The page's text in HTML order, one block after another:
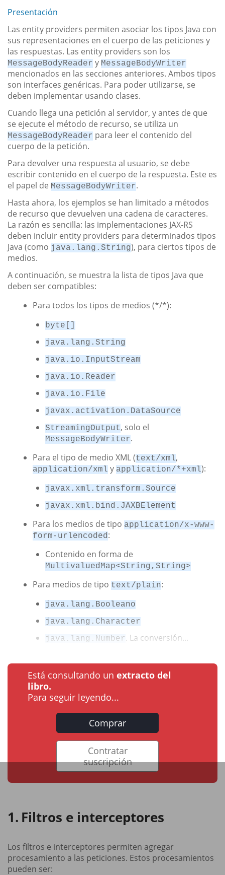
Presentación
Las entity providers permiten asociar los tipos Java con
sus representaciones en el cuerpo de las peticiones y
las respuestas. Las entity providers son los
MessageBodyReader y MessageBodyWriter
mencionados en las secciones anteriores. Ambos tipos
son interfaces genéricas. Para poder utilizarse, se
deben implementar usando clases.
Cuando llega una petición al servidor, y antes de que
se ejecute el método de recurso, se utiliza un
MessageBodyReader para leer el contenido del
cuerpo de la petición.
Para devolver una respuesta al usuario, se debe
escribir contenido en el cuerpo de la respuesta. Este es
el papel de MessageBodyWriter.
Hasta ahora, los ejemplos se han limitado a métodos
de recurso que devuelven una cadena de caracteres.
La razón es sencilla: las implementaciones JAX-RS
deben incluir entity providers para determinados tipos
Java (como java.lang.String), para ciertos tipos de
medios.
A continuación, se muestra la lista de tipos Java que
deben ser compatibles:
Para todos los tipos de medios (*/*):
byte[]
java.lang.String
java.io.InputStream
java.io.Reader
java.io.File
javax.activation.DataSource
StreamingOutput, solo el
MessageBodyWriter.
Para el tipo de medio XML (text/xml,
application/xml y application/*+xml):
javax.xml.transform.Source
javax.xml.bind.JAXBElement
Para los medios de tipo application/x-www-
form-urlencoded:
Contenido en forma de
MultivaluedMap<String,String>
Para medios de tipo text/plain:
java.lang.Booleano
java.lang.Character
java.lang.Number. La conversión...
Está consultando un extracto del
libro.
Para seguir leyendo...
Comprar
Contratar
suscripción
Filtros e interceptores
Los filtros e interceptores permiten agregar
procesamiento a las peticiones. Estos procesamientos
pueden ser: